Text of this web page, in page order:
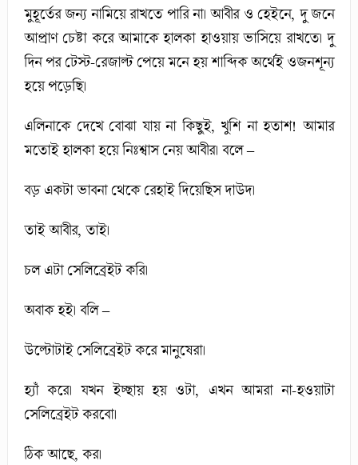
মুহূর্তের জন্য নামিয়ে রাখতে পারি না। আবীর ও হেইনে, দু জনে
আপ্রাণ চেষ্টা করে আমাকে হালকা হাওয়ায় ভাসিয়ে রাখতে। দু
দিন পর টেস্ট-রেজাল্ট পেয়ে মনে হয় শাব্দিক অর্থেই ওজনশূন্য
হয়ে পড়েছি।
এলিনাকে দেখে বোঝা যায় না কিছুই, খুশি না হতাশ! আমার
মতোই হালকা হয়ে নিঃশ্বাস নেয় আবীর। বলে –
বড় একটা ভাবনা থেকে রেহাই দিয়েছিস দাউদ।
তাই আবীর, তাই।
চল এটা সেলিব্রেইট করি।
অবাক হই। বলি –
উল্টোটাই সেলিব্রেইট করে মানুষেরা।
হ্যাঁ করে। যখন ইচ্ছায় হয় ওটা, এখন আমরা না-হওয়াটা
সেলিব্রেইট করবো।
ঠিক আছে, কর।